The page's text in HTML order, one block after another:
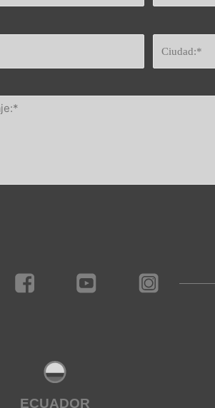
ECUADOR